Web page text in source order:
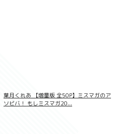
葉月くれあ 【増量版 全50P】ミスマガのア
ソビバ！ もしミスマガ20...